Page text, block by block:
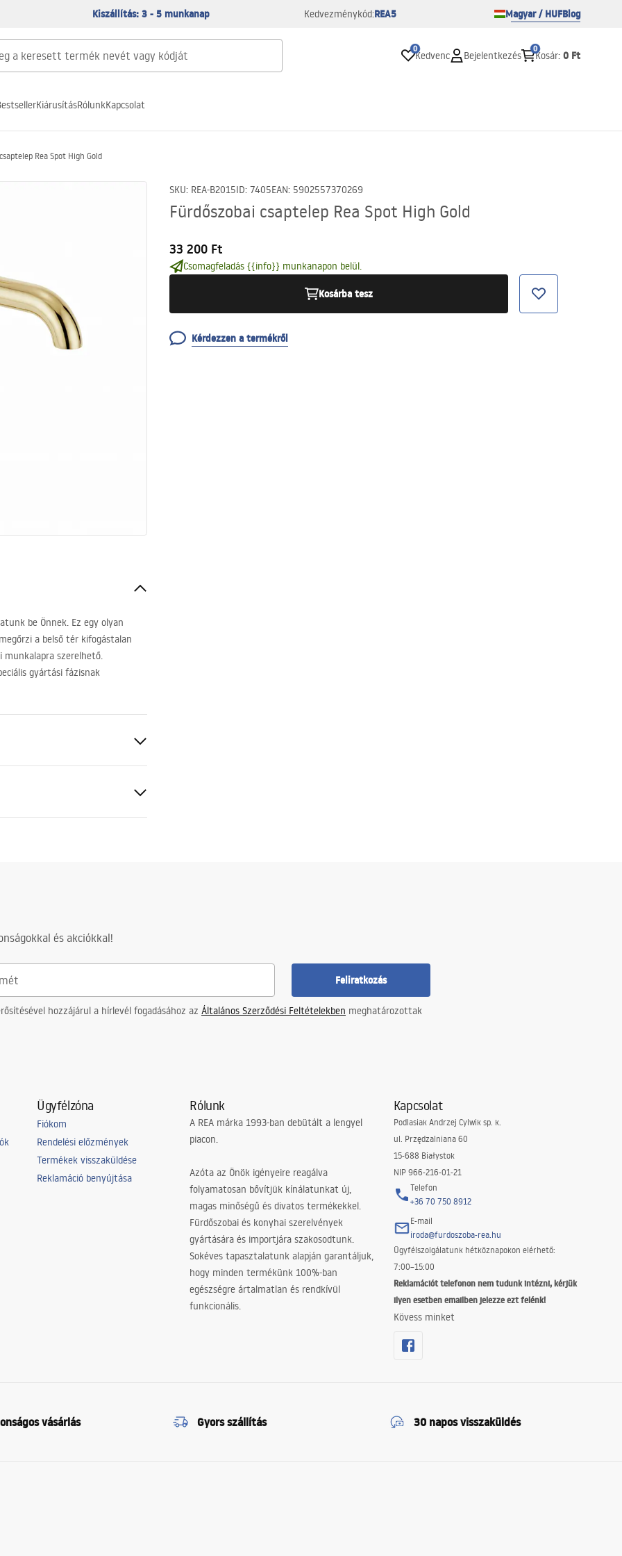
Kiszállítás: 3 - 5 munkanap Kedvezménykód:REA5 Magyar / HUFBlog
0
Kedvenc Bejelentkezés
0
Kosár: 0 Ft
KiárusításRólunkKapcsolat
Rea Spot High Gold
SKU: REA-B2015ID: 7405EAN: 5902557370269
Fürdőszobai csaptelep Rea Spot High Gold
33 200 Ft
Csomagfeladás {{info}} munkanapon belül.
Kosárba tesz
Kérdezzen a termékről
be Önnek. Ez egy olyan
a belső tér kifogástalan
munkalapra szerelhető.
gyártási fázisnak
és akciókkal!
Feliratkozás
hozzájárul a hírlevél fogadásához az Általános Szerződési Feltételekben meghatározottak
Ügyfélzóna
Fiókom
Rendelési előzmények
Termékek visszaküldése
Reklamáció benyújtása
Rólunk
A REA márka 1993-ban debütált a lengyel
piacon.
Azóta az Önök igényeire reagálva
folyamatosan bővítjük kínálatunkat új,
magas minőségű és divatos termékekkel.
Fürdőszobai és konyhai szerelvények
gyártására és importjára szakosodtunk.
Sokéves tapasztalatunk alapján garantáljuk,
hogy minden termékünk 100%-ban
egészségre ártalmatlan és rendkívül
funkcionális.
Kapcsolat
Podlasiak Andrzej Cylwik sp. k.
ul. Przędzalniana 60
15-688 Białystok
NIP 966-216-01-21
Telefon
+36 70 750 8912
E-mail
iroda@furdoszoba-rea.hu
Ügyfélszolgálatunk hétköznapokon elérhető:
7:00–15:00
Reklamációt telefonon nem tudunk intézni, kérjük
ilyen esetben emailben jelezze ezt felénk!
Kövess minket
vásárlás Gyors szállítás 30 napos visszaküldés